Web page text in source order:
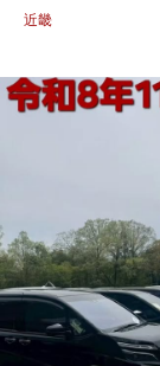
近畿